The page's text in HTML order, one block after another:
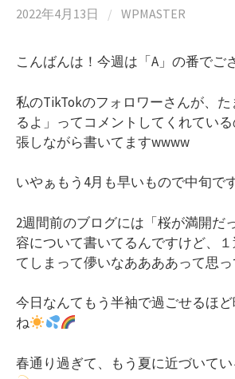
2022年4月13日 / WPMASTER
こんばんは！今週は「A」の番でご
私のTikTokのフォロワーさんが、
るよ」ってコメントしてくれてい
張しながら書いてますwwww
いやぁもう4月も早いもので中旬で
2週間前のブログには「桜が満開だ
容について書いてるんですけど、
てしまって儚いなああああって思っ
今日なんてもう半袖で過ごせるほ
ね
春通り過ぎて、もう夏に近づいて